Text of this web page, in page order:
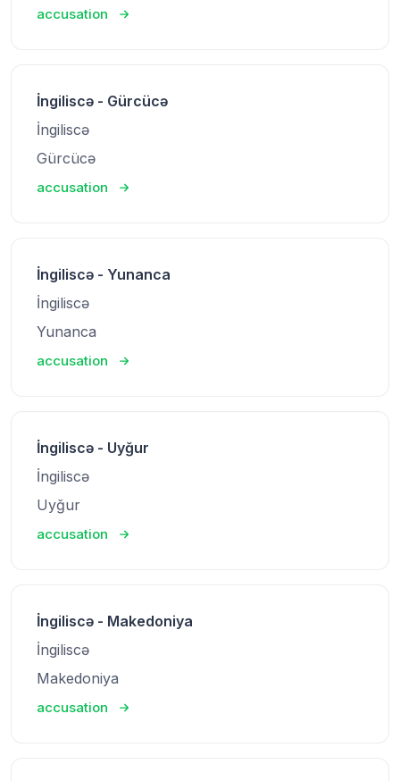
accusation
İngiliscə - Gürcücə
İngiliscə
Gürcücə
accusation
İngiliscə - Yunanca
İngiliscə
Yunanca
accusation
İngiliscə - Uyğur
İngiliscə
Uyğur
accusation
İngiliscə - Makedoniya
İngiliscə
Makedoniya
accusation